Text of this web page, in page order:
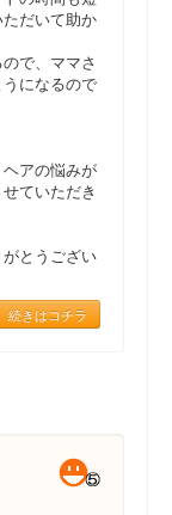
だいて助か
で、ママさ
になるので
アの悩みが
ていただき
とうござい
続きはコチラ